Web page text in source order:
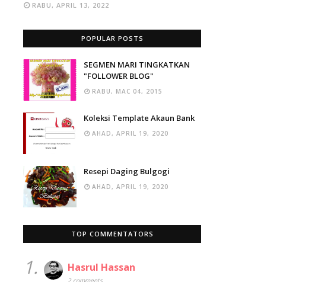
RABU, APRIL 13, 2022
POPULAR POSTS
SEGMEN MARI TINGKATKAN
"FOLLOWER BLOG"
RABU, MAC 04, 2015
Koleksi Template Akaun Bank
AHAD, APRIL 19, 2020
Resepi Daging Bulgogi
AHAD, APRIL 19, 2020
TOP COMMENTATORS
1. Hasrul Hassan
2 comments